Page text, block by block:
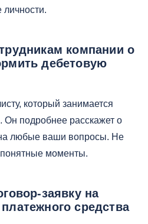
личности.
компании о
дебетовую
который занимается
подробнее расскажет о
любые ваши вопросы. Не
моменты.
заявку на
средства